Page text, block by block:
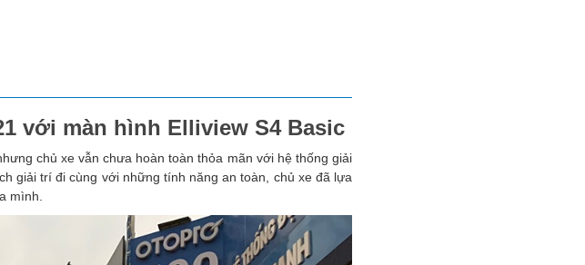
với màn hình Elliview S4 Basic
chủ xe vẫn chưa hoàn toàn thỏa mãn với hệ thống giải
giải trí đi cùng với những tính năng an toàn, chủ xe đã lựa
mình.